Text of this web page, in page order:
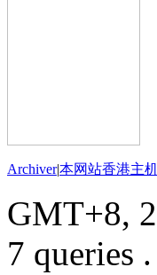
Archiver|本网站香港主
GMT+8,
7 queries .